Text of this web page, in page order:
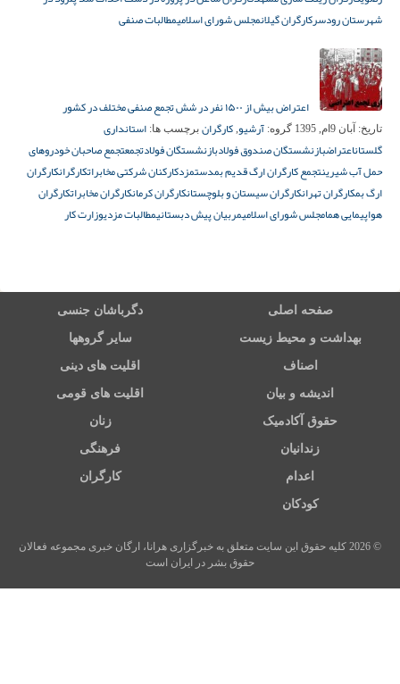
شهرستان رودسرکارگران گیلانمجلس شورای اسلامیمطالبات صنفی
اعتراض بیش از ۱۵۰۰ نفر در شش تجمع صنفی مختلف در کشور
تاریخ: آبان 9ام, 1395 گروه: آرشیو, کارگران برچسب ها: استانداری
گلستاناعتراضبازنشستگان صندوق فولادبازنشستگان فولادتجمعتجمع صاحبان خودروهای
حمل آب شیرینتجمع کارگران ارگ قدیم بمدستمزدکارکنان شرکتی مخابراتکارگرانکارگران
ارگ بمکارگران تهرانکارگران سیستان و بلوچستانکارگران کرمانکارگران مخابراتکارگران
هواپیمایی همامجلس شورای اسلامیمربیان پیش دبستانیمطالبات مزدیوزارت کار
صفحه اصلی دگرباشان جنسی
بهداشت و محیط زیست سایر گروهها
اصناف اقلیت های دینی
اندیشه و بیان اقلیت های قومی
حقوق آکادمیک زنان
زندانیان فرهنگی
اعدام کارگران
کودکان
© 2026 کلیه حقوق این سایت متعلق به خبرگزاری هرانا، ارگان خبری مجموعه فعالان
حقوق بشر در ایران است